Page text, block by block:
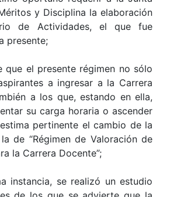
y Disciplina la elaboración
de Actividades, el que fue
presente;
que el presente régimen no sólo
a ingresar a la Carrera
a los que, estando en ella,
su carga horaria o ascender
pertinente el cambio de la
de “Régimen de Valoración de
la Carrera Docente”;
instancia, se realizó un estudio